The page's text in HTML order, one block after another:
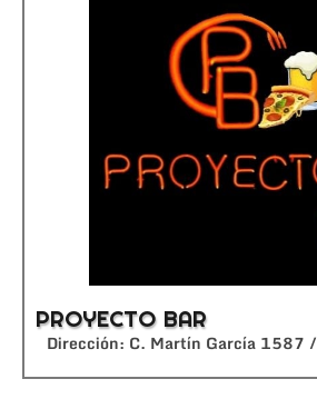
PROYECTO BAR
Dirección: C. Martín García 1587 /